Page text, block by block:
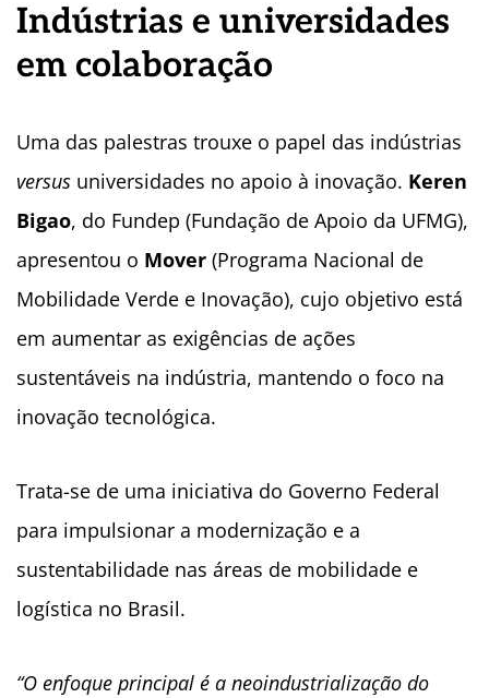
Indústrias e universidades
em colaboração
Uma das palestras trouxe o papel das indústrias
versus universidades no apoio à inovação. Keren
Bigao, do Fundep (Fundação de Apoio da UFMG),
apresentou o Mover (Programa Nacional de
Mobilidade Verde e Inovação), cujo objetivo está
em aumentar as exigências de ações
sustentáveis na indústria, mantendo o foco na
inovação tecnológica.
Trata-se de uma iniciativa do Governo Federal
para impulsionar a modernização e a
sustentabilidade nas áreas de mobilidade e
logística no Brasil.
“O enfoque principal é a neoindustrialização do